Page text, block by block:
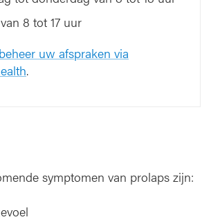
8 tot 17 uur
uw afspraken via
.
symptomen van prolaps zijn: